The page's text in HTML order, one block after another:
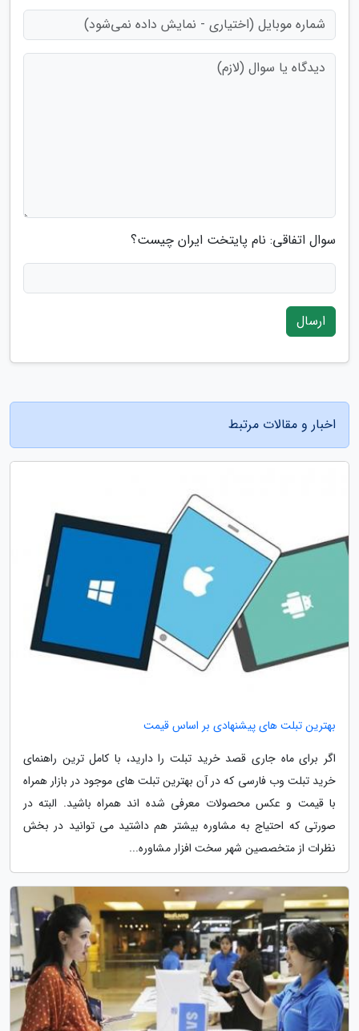
سوال اتفاقی: نام پایتخت ایران چیست؟
ارسال
اخبار و مقالات مرتبط
بهترین تبلت های پیشنهادی بر اساس قیمت
اگر برای ماه جاری قصد خرید تبلت را دارید، با کامل ترین راهنمای
خرید تبلت وب فارسی که در آن بهترین تبلت های موجود در بازار همراه
با قیمت و عکس محصولات معرفی شده اند همراه باشید. البته در
صورتی که احتیاج به مشاوره بیشتر هم داشتید می توانید در بخش
نظرات از متخصصین شهر سخت افزار مشاوره...